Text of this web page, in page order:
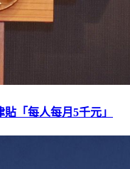
「每人每月5千元」